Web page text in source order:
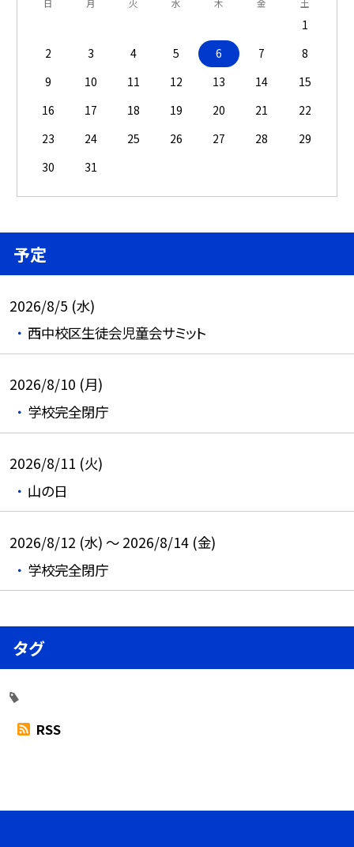
1
2
3 4 5 6 7
8
9
10 11 12 13 14
15
16
17 18 19 20 21
22
23
24 25 26 27 28
29
30
31
予定
2026/8/5 (水)
西中校区生徒会児童会サミット
2026/8/10 (月)
学校完全閉庁
2026/8/11 (火)
山の日
2026/8/12 (水) ～ 2026/8/14 (金)
学校完全閉庁
タグ
RSS